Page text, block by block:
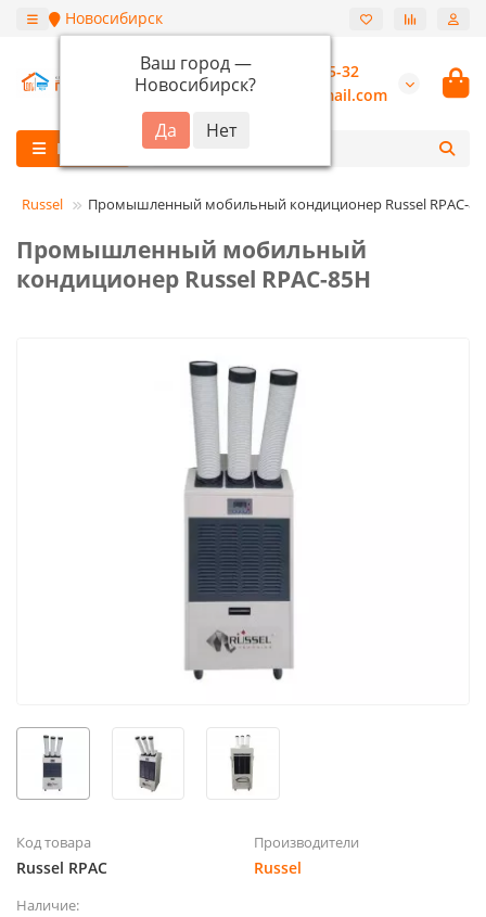
Новосибирск
Ваш город —
Новосибирск?
+7 (913) 987-55-32
burannsk@gmail.com
Каталог
Russel Промышленный мобильный кондиционер Russel RPAC-
Промышленный мобильный
кондиционер Russel RPAC-85H
Код товара
Russel RPAC
Производители
Russel
Наличие: